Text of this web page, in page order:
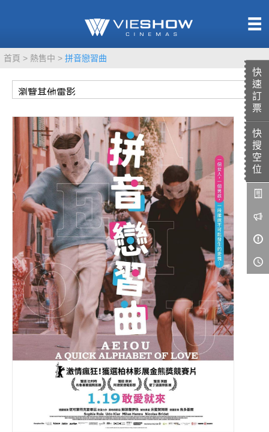
快
速
訂
票
快
搜
空
位
首頁 熱售中 拼音戀習曲
TITAN SCREEN
MUCROWN
IMAX
4DX
VR 演唱會
GOLD CLASS
AD口述影像
LIVE演唱會
影城餐飲
UNICORN
影城公告
影城活動
中獎名單
合作夥伴
商家介紹
加入iShow